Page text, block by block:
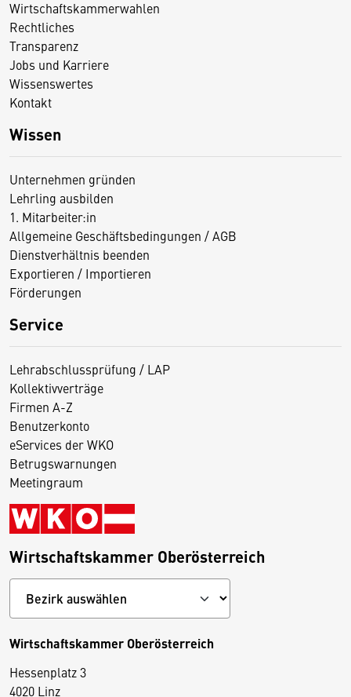
Wirtschaftskammerwahlen
Rechtliches
Transparenz
Jobs und Karriere
Wissenswertes
Kontakt
Wissen
Unternehmen gründen
Lehrling ausbilden
1. Mitarbeiter:in
Allgemeine Geschäftsbedingungen / AGB
Dienstverhältnis beenden
Exportieren / Importieren
Förderungen
Service
Lehrabschlussprüfung / LAP
Kollektivverträge
Firmen A-Z
Benutzerkonto
eServices der WKO
Betrugswarnungen
Meetingraum
Wirtschaftskammer Oberösterreich
Wirtschaftskammer Oberösterreich
Hessenplatz 3
4020 Linz